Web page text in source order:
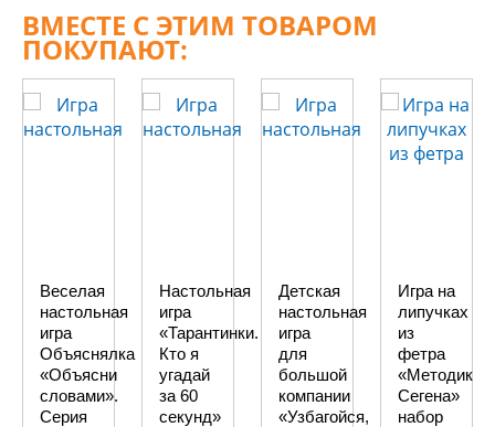
ВМЕСТЕ С ЭТИМ ТОВАРОМ
ПОКУПАЮТ:
Веселая
настольная
игра
Объяснялка
«Объясни
словами».
Серия
Настольная
игра
«Тарантинки.
Кто я
угадай
за 60
секунд»
Детская
настольная
игра
для
большой
компании
«Узбагойся,
Игра на
липучках
из
фетра
«Методика
Сегена»
набор